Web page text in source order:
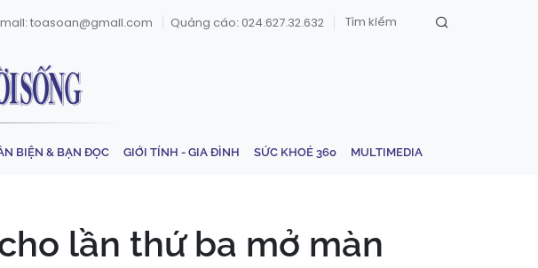
toasoan@gmail.com Quảng cáo: 024.627.32.632
BIỆN & BẠN ĐỌC GIỚI TÍNH - GIA ĐÌNH SỨC KHOẺ 360 MULTIMEDIA
lần thứ ba mở màn